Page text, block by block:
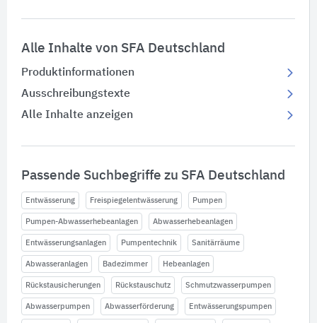
Alle Inhalte von SFA Deutschland
Produktinformationen
Ausschreibungstexte
Alle Inhalte anzeigen
Passende Suchbegriffe zu SFA Deutschland
Entwässerung Freispiegelentwässerung Pumpen
Pumpen-Abwasserhebeanlagen Abwasserhebeanlagen
Entwässerungsanlagen Pumpentechnik Sanitärräume
Abwasseranlagen Badezimmer Hebeanlagen
Rückstausicherungen Rückstauschutz Schmutzwasserpumpen
Abwasserpumpen Abwasserförderung Entwässerungspumpen